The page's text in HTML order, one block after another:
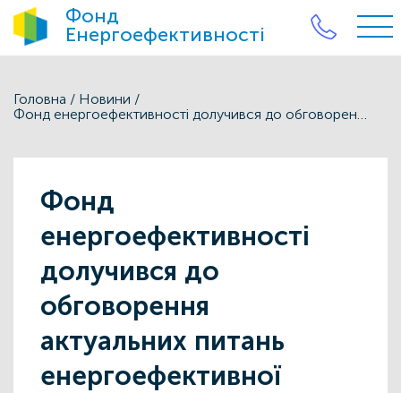
Фонд
Енергоефективності
Головна / Новини /
Фонд енергоефективності долучився до обговорення актуальних питань енергоефективної відбудови міст
Фонд
енергоефективності
долучився до
обговорення
актуальних питань
енергоефективної